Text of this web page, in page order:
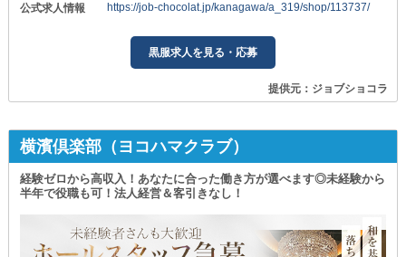
公式求人情報
https://job-chocolat.jp/kanagawa/a_319/shop/113737/
黒服求人を見る・応募
提供元：ジョブショコラ
横濱倶楽部（ヨコハマクラブ）
経験ゼロから高収入！あなたに合った働き方が選べます◎未経験から
半年で役職も可！法人経営＆客引きなし！